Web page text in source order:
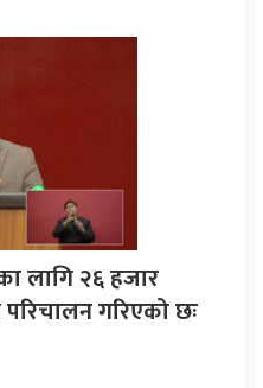
लागि २६ हजार
परिचालन गरिएको छः